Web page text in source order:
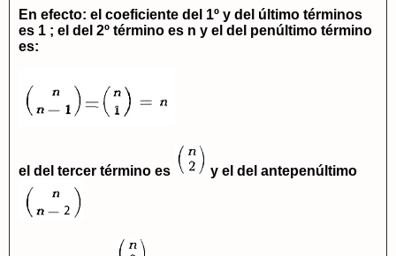
En efecto: el coeficiente del 1º y del último términos
es 1 ; el del 2º término es n y el del penúltimo término
es:
el del tercer término es y el del antepenúltimo